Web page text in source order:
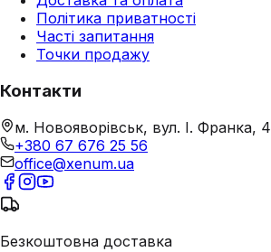
Політика приватності
Часті запитання
Точки продажу
Контакти
м. Новояворівськ, вул. І. Франка, 4
+380 67 676 25 56
office@xenum.ua
Безкоштовна доставка